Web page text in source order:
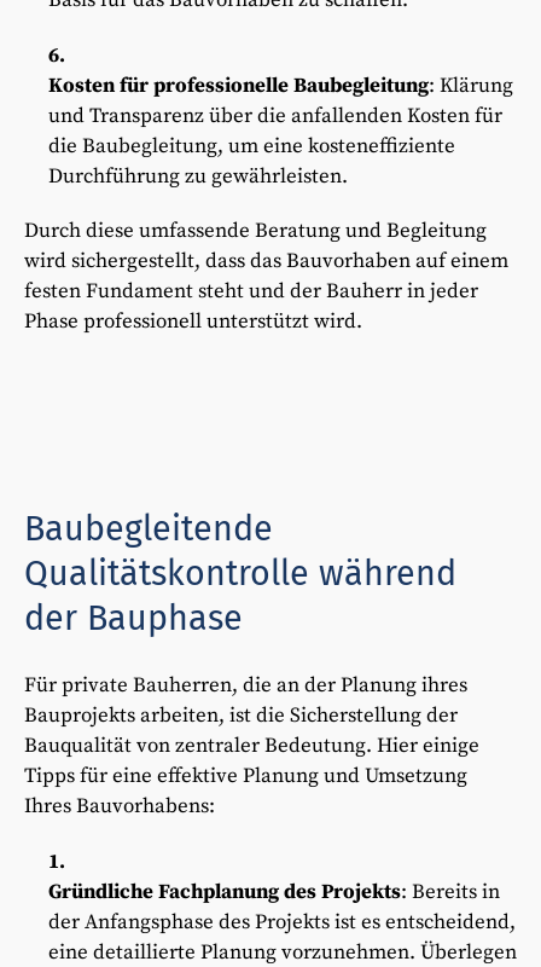
Kosten für professionelle Baubegleitung: Klärung
und Transparenz über die anfallenden Kosten für
die Baubegleitung, um eine kosteneffiziente
Durchführung zu gewährleisten.
Durch diese umfassende Beratung und Begleitung
wird sichergestellt, dass das Bauvorhaben auf einem
festen Fundament steht und der Bauherr in jeder
Phase professionell unterstützt wird.
Baubegleitende
Qualitätskontrolle während
der Bauphase
Für private Bauherren, die an der Planung ihres
Bauprojekts arbeiten, ist die Sicherstellung der
Bauqualität von zentraler Bedeutung. Hier einige
Tipps für eine effektive Planung und Umsetzung
Ihres Bauvorhabens:
Gründliche Fachplanung des Projekts: Bereits in
der Anfangsphase des Projekts ist es entscheidend,
eine detaillierte Planung vorzunehmen. Überlegen